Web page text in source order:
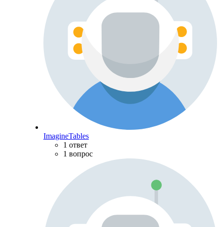
ImagineTables
1 ответ
1 вопрос